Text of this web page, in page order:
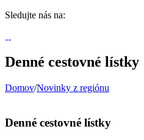
Sledujte nás na:
Denné cestovné lístky
Domov/Novinky z regiónu
Denné cestovné lístky